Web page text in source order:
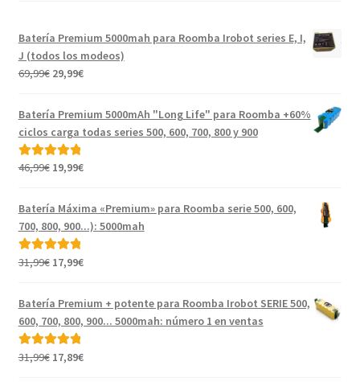
Batería Premium 5000mah para Roomba Irobot series E, I,
J (todos los modeos)
69,99€ El
original
69,99€.
29,99€El
actual
es:
Batería Premium 5000mAh "Long Life" para Roomba +60%
ciclos carga todas series 500, 600, 700, 800 y 900
Valorado con
46,99€ El
original
era:
46,99€.
19,99€El
actual
es:
Batería Máxima «Premium» para Roomba serie 500, 600,
700, 800, 900...): 5000mah
Valorado con
31,99€ El
original
era:
31,99€.
17,99€El
actual
es:
Batería Premium + potente para Roomba Irobot SERIE 500,
600, 700, 800, 900... 5000mah: número 1 en ventas
Valorado con
31,99€ El
17,89€El